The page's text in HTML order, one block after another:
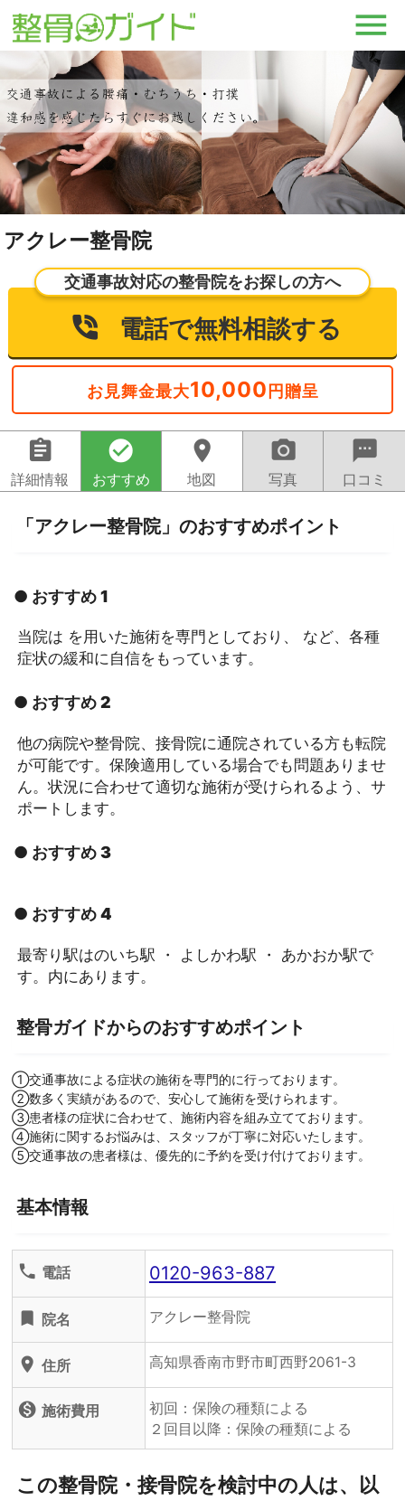
アクレー整骨院
交通事故対応の整骨院をお探しの方へ
電話で無料相談する
お見舞金最大10,000 円贈呈
assignment
詳細情報
check_circle
おすすめ
location_on
地図
camera_alt
写真
sms
口コミ
「アクレー整骨院」のおすすめポイント
● おすすめ 1
当院は を用いた施術を専門としており、 など、各種
症状の緩和に自信をもっています。
● おすすめ 2
他の病院や整骨院、接骨院に通院されている方も転院
が可能です。保険適用している場合でも問題ありませ
ん。状況に合わせて適切な施術が受けられるよう、サ
ポートします。
● おすすめ 3
● おすすめ 4
最寄り駅はのいち駅 ・ よしかわ駅 ・ あかおか駅で
す。内にあります。
整骨ガイドからのおすすめポイント
①交通事故による症状の施術を専門的に行っております。
②数多く実績があるので、安心して施術を受けられます。
③患者様の症状に合わせて、施術内容を組み立てております。
④施術に関するお悩みは、スタッフが丁寧に対応いたします。
⑤交通事故の患者様は、優先的に予約を受け付けております。
基本情報
phone 電話 0120-963-887
turned_in 院名 アクレー整骨院
location_on 住所 高知県香南市野市町西野2061-3
monetization_on 施術費用
初回：保険の種類による
２回目以降：保険の種類による
この整骨院・接骨院を検討中の人は、以